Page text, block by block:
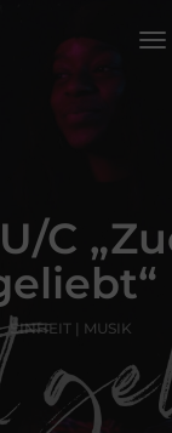
C
EINHEIT | MUSIK